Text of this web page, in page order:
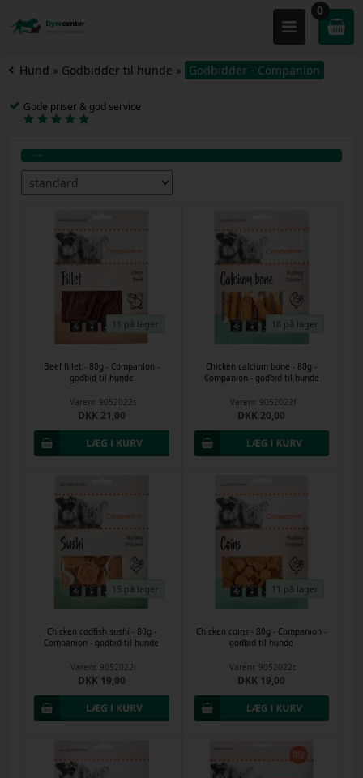
0
Hund » Godbidder til hunde » Godbidder - Companion
Gode priser & god service
11 på lager
Beef fillet - 80g - Companion -
godbid til hunde
Varenr. 9052022s
DKK 21,00
18 på lager
Chicken calcium bone - 80g -
Companion - godbid til hunde
Varenr. 9052022f
DKK 20,00
15 på lager
Chicken codfish sushi - 80g -
Companion - godbid til hunde
Varenr. 9052022i
DKK 19,00
11 på lager
Chicken coins - 80g - Companion -
godbid til hunde
Varenr. 9052022c
DKK 19,00